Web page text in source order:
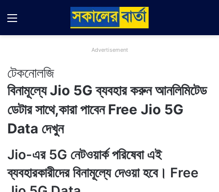
Menu
Advertisement
টেকনোলজি
বিনামূল্যে Jio 5G ব্যবহার করুন আনলিমিটেড
ডেটার সাথে,কারা পাবেন Free Jio 5G
Data দেখুন
Jio-এর 5G নেটওয়ার্ক পরিষেবা এই
ব্যবহারকারীদের বিনামূল্যে দেওয়া হবে। Free